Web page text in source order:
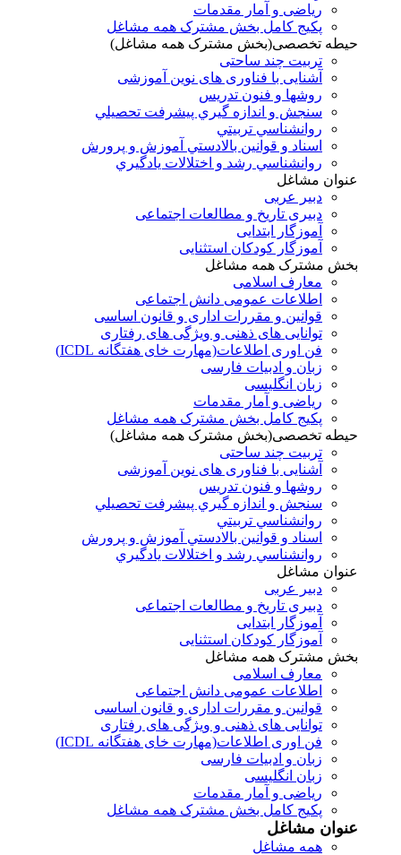
ریاضی و آمار مقدمات
پکیج کامل بخش مشترک همه مشاغل
حیطه تخصصی(بخش مشترک همه مشاغل)
تربیت چند ساحتی
آشنایی با فناوری های نوین آموزشی
روشها و فنون تدريس
سنجش و اندازه گيري پيشرفت تحصيلي
روانشناسي تربيتي
اسناد و قوانين بالادستي آموزش و پرورش
روانشناسي رشد و اختلالات يادگيري
عنوان مشاغل
دبير عربی
دبیری تاریخ و مطالعات اجتماعی
آموزگار ابتدایی
آموزگار کودکان استثنایی
بخش مشترک همه مشاغل
معارف اسلامی
اطلاعات عمومی دانش اجتماعی
قوانین و مقررات اداری و قانون اساسی
توانایی های ذهنی و ویژگی های رفتاری
فن اوری اطلاعات(مهارت خای هفتگانه ICDL)
زبان و ادبیات فارسی
زبان انگلیسی
ریاضی و آمار مقدمات
پکیج کامل بخش مشترک همه مشاغل
حیطه تخصصی(بخش مشترک همه مشاغل)
تربیت چند ساحتی
آشنایی با فناوری های نوین آموزشی
روشها و فنون تدريس
سنجش و اندازه گيري پيشرفت تحصيلي
روانشناسي تربيتي
اسناد و قوانين بالادستي آموزش و پرورش
روانشناسي رشد و اختلالات يادگيري
عنوان مشاغل
دبير عربی
دبیری تاریخ و مطالعات اجتماعی
آموزگار ابتدایی
آموزگار کودکان استثنایی
بخش مشترک همه مشاغل
معارف اسلامی
اطلاعات عمومی دانش اجتماعی
قوانین و مقررات اداری و قانون اساسی
توانایی های ذهنی و ویژگی های رفتاری
فن اوری اطلاعات(مهارت خای هفتگانه ICDL)
زبان و ادبیات فارسی
زبان انگلیسی
ریاضی و آمار مقدمات
پکیج کامل بخش مشترک همه مشاغل
عنوان مشاغل
همه مشاغل